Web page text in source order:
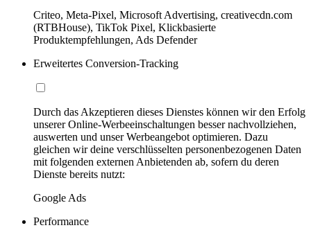
Criteo, Meta-Pixel, Microsoft Advertising, creativecdn.com
(RTBHouse), TikTok Pixel, Klickbasierte
Produktempfehlungen, Ads Defender
Erweitertes Conversion-Tracking
Durch das Akzeptieren dieses Dienstes können wir den Erfolg
unserer Online-Werbeeinschaltungen besser nachvollziehen,
auswerten und unser Werbeangebot optimieren. Dazu
gleichen wir deine verschlüsselten personenbezogenen Daten
mit folgenden externen Anbietenden ab, sofern du deren
Dienste bereits nutzt:
Google Ads
Performance